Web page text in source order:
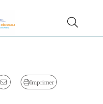
Imprimer